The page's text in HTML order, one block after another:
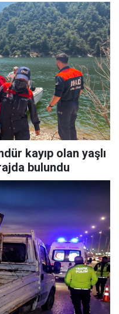
kayıp olan yaşlı
bulundu